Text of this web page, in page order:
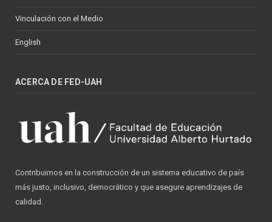
Vinculación con el Medio
English
ACERCA DE FED-UAH
Contribuimos en la construcción de un sistema educativo de país
más justo, inclusivo, democrático y que asegure aprendizajes de
calidad.